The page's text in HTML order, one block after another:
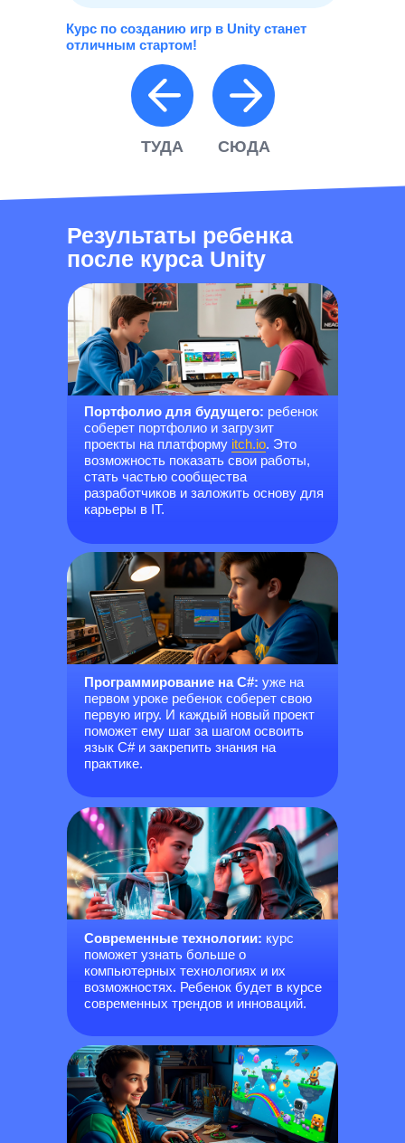
Освоил язык программирования C#,
который входит в топ-5 самых
востребованных в мире.
Собрал
добавил их в
ТУДА СЮДА
Курс по созданию игр в Unity станет
отличным стартом!
Результаты ребенка
после курса Unity
Программирование на С#: уже на
первом уроке ребенок соберет свою
первую игру. И каждый новый проект
поможет ему шаг за шагом освоить
язык C# и закрепить знания на
практике.
Портфолио для будущего: ребенок
соберет портфолио и загрузит
проекты на платформу itch.io. Это
возможность показать свои работы,
стать частью сообщества
разработчиков и заложить основу для
карьеры в IT.
Современные технологии: курс
поможет узнать больше о
компьютерных технологиях и их
возможностях. Ребенок будет в курсе
современных трендов и инноваций.